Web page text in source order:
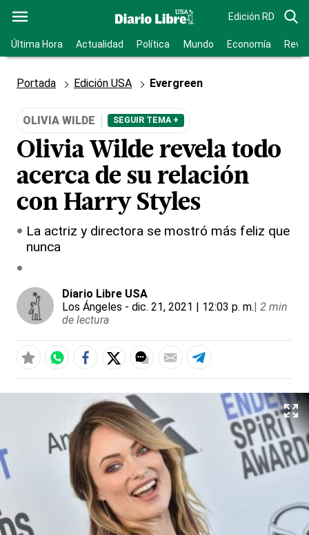
Edición RD
Última Hora Actualidad Política Mundo Economía
Portada Edición USA Evergreen
OLIVIA WILDE SEGUIR TEMA +
Olivia Wilde revela todo
acerca de su relación
con Harry Styles
La actriz y directora se mostró más feliz que
nunca
Diario Libre USA
Los Ángeles - dic. 21, 2021 | 12:03 p. m.| 2 min
de lectura